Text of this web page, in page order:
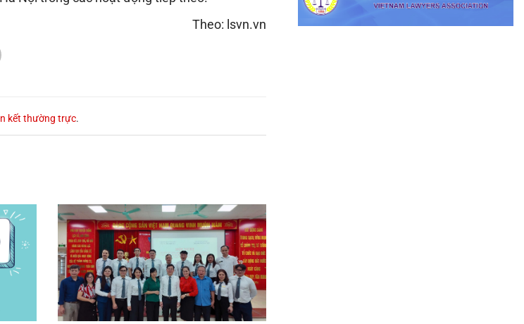
Theo: lsvn.vn
kết thường trực.